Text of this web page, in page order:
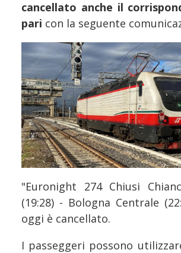
cancellato anche il
pari con la seguente
"Euronight 274 Chiusi
(19:28) - Bologna Centrale
oggi è cancellato.
I passeggeri possono